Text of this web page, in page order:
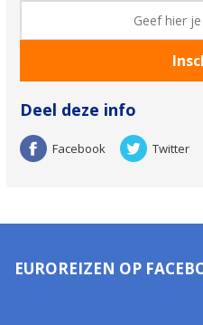
Deel deze info
Facebook Twitter
EUROREIZEN OP